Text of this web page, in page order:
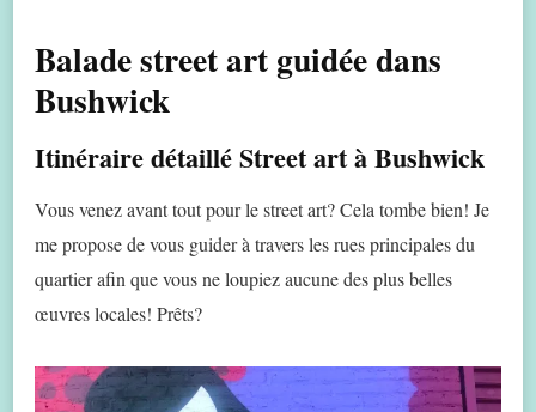
Balade street art guidée dans
Bushwick
Itinéraire détaillé Street art à Bushwick
Vous venez avant tout pour le street art? Cela tombe bien! Je
me propose de vous guider à travers les rues principales du
quartier afin que vous ne loupiez aucune des plus belles
œuvres locales! Prêts?